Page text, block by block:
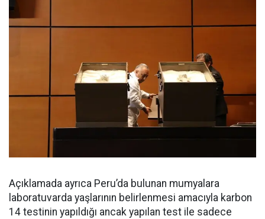
Açıklamada ayrıca Peru’da bulunan mumyalara
laboratuvarda yaşlarının belirlenmesi amacıyla karbon
14 testinin yapıldığı ancak yapılan test ile sadece